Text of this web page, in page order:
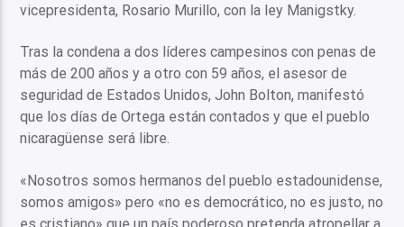
vicepresidenta, Rosario Murillo, con la ley Manigstky.
Tras la condena a dos líderes campesinos con penas de
más de 200 años y a otro con 59 años, el asesor de
seguridad de Estados Unidos, John Bolton, manifestó
que los días de Ortega están contados y que el pueblo
nicaragüense será libre.
«Nosotros somos hermanos del pueblo estadounidense,
somos amigos» pero «no es democrático, no es justo, no
es cristiano» que un país poderoso pretenda atropellar a